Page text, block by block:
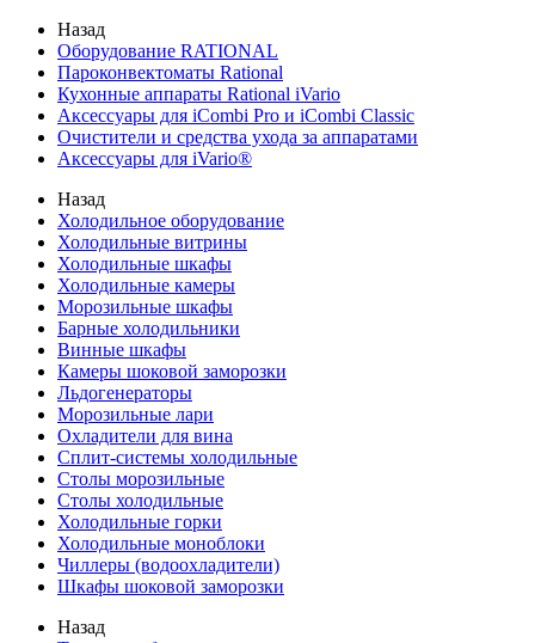
Назад
Оборудование RATIONAL
Пароконвектоматы Rational
Кухонные аппараты Rational iVario
Аксессуары для iCombi Pro и iCombi Classic
Очистители и средства ухода за аппаратами
Аксессуары для iVario®
Назад
Холодильное оборудование
Холодильные витрины
Холодильные шкафы
Холодильные камеры
Морозильные шкафы
Барные холодильники
Винные шкафы
Камеры шоковой заморозки
Льдогенераторы
Морозильные лари
Охладители для вина
Сплит-системы холодильные
Столы морозильные
Столы холодильные
Холодильные горки
Холодильные моноблоки
Чиллеры (водоохладители)
Шкафы шоковой заморозки
Назад